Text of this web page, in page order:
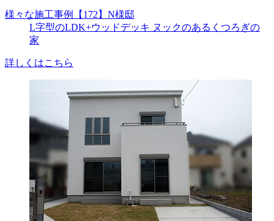
様々な施工事例
【172】N様邸
L字型のLDK+ウッドデッキ ヌックのあるくつろぎの
家
詳しくはこちら